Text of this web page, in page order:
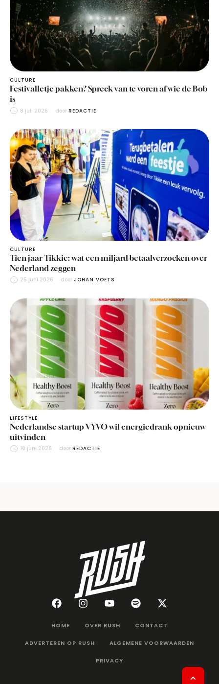
CULTURE
Festivalletje pakken? Spreek van te voren af wie de Bob
is
8 juli 2026 door REDACTIE
CULTURE
Tien jaar Tikkie: wat een miljard betaalverzoeken over
Nederland zeggen
25 juni 2026 door JOHAN VOETS
LIFESTYLE
Nederlandse startup VYVO wil energiedrank opnieuw
uitvinden
18 juni 2026 door REDACTIE
HOME OVER RUSH CONTACT
ADVERTEREN OP RUSH ALGEMENE VOORWAARDEN
PRIVACY